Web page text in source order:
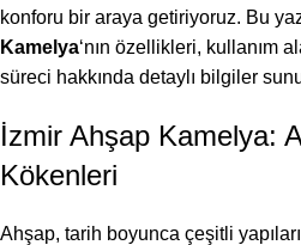
konforu bir araya getiriyoruz. Bu
Kamelya‘nın özellikleri, kullanım
süreci hakkında detaylı bilgiler
İzmir Ahşap Kamelya:
Kökenleri
Ahşap, tarih boyunca çeşitli